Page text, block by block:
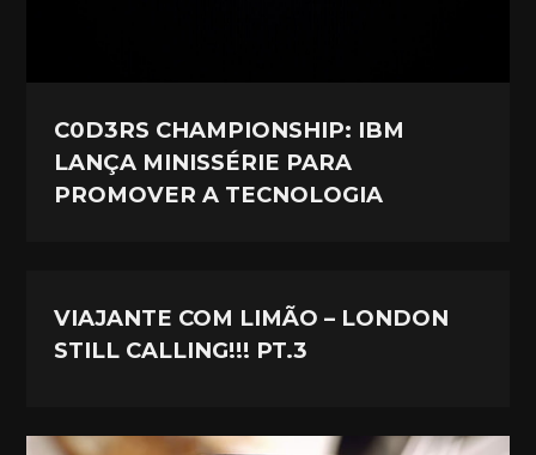
C0D3RS CHAMPIONSHIP: IBM
LANÇA MINISSÉRIE PARA
PROMOVER A TECNOLOGIA
VIAJANTE COM LIMÃO – LONDON
STILL CALLING!!! PT.3